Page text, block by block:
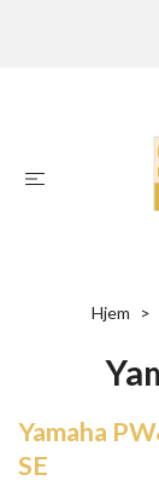
Hjem
Yamaha
SE